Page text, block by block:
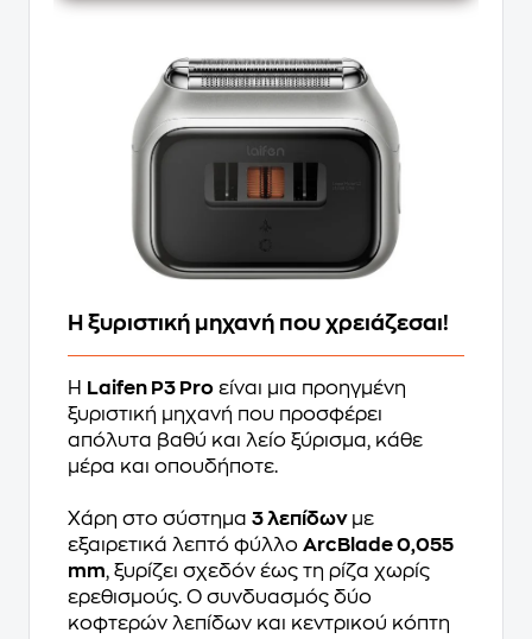
Η ξυριστική μηχανή που χρειάζεσαι!
Η Laifen P3 Pro είναι μια προηγμένη
ξυριστική μηχανή που προσφέρει
απόλυτα βαθύ και λείο ξύρισμα, κάθε
μέρα και οπουδήποτε.
Χάρη στο σύστημα 3 λεπίδων με
εξαιρετικά λεπτό φύλλο ArcBlade 0,055
mm, ξυρίζει σχεδόν έως τη ρίζα χωρίς
ερεθισμούς. Ο συνδυασμός δύο
κοφτερών λεπίδων και κεντρικού κόπτη